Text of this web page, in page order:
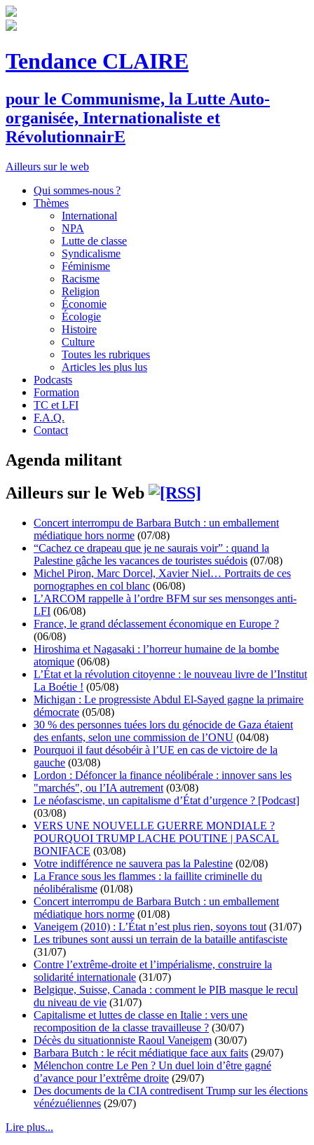
Tendance CLAIRE
pour le Communisme, la Lutte Auto-
organisée, Internationaliste et
RévolutionnairE
Ailleurs sur le web
Qui sommes-nous ?
Thèmes
International
NPA
Lutte de classe
Syndicalisme
Féminisme
Racisme
Religion
Économie
Écologie
Histoire
Culture
Toutes les rubriques
Articles les plus lus
Podcasts
Formation
TC et LFI
F.A.Q.
Contact
Agenda militant
Ailleurs sur le Web
Concert interrompu de Barbara Butch : un emballement
médiatique hors norme (07/08)
“Cachez ce drapeau que je ne saurais voir” : quand la
Palestine gâche les vacances de touristes suédois (07/08)
Michel Piron, Marc Dorcel, Xavier Niel… Portraits de ces
pornographes en col blanc (06/08)
L’ARCOM rappelle à l’ordre BFM sur ses mensonges anti-
LFI (06/08)
France, le grand déclassement économique en Europe ?
(06/08)
Hiroshima et Nagasaki : l’horreur humaine de la bombe
atomique (06/08)
L’État et la révolution citoyenne : le nouveau livre de l’Institut
La Boétie ! (05/08)
Michigan : Le progressiste Abdul El-Sayed gagne la primaire
démocrate (05/08)
30 % des personnes tuées lors du génocide de Gaza étaient
des enfants, selon une commission de l’ONU (04/08)
Pourquoi il faut désobéir à l’UE en cas de victoire de la
gauche (03/08)
Lordon : Défoncer la finance néolibérale : innover sans les
"marchés", ou l’IA autrement (03/08)
Le néofascisme, un capitalisme d’État d’urgence ? [Podcast]
(03/08)
VERS UNE NOUVELLE GUERRE MONDIALE ?
POURQUOI TRUMP LACHE POUTINE | PASCAL
BONIFACE (03/08)
Votre indifférence ne sauvera pas la Palestine (02/08)
La France sous les flammes : la faillite criminelle du
néolibéralisme (01/08)
Concert interrompu de Barbara Butch : un emballement
médiatique hors norme (01/08)
Vaneigem (2010) : L’État n’est plus rien, soyons tout (31/07)
Les tribunes sont aussi un terrain de la bataille antifasciste
(31/07)
Contre l’extrême-droite et l’impérialisme, construire la
solidarité internationale (31/07)
Belgique, Suisse, Canada : comment le PIB masque le recul
du niveau de vie (31/07)
Capitalisme et luttes de classe en Italie : vers une
recomposition de la classe travailleuse ? (30/07)
Décès du situationniste Raoul Vaneigem (30/07)
Barbara Butch : le récit médiatique face aux faits (29/07)
Mélenchon contre Le Pen ? Un duel loin d’être gagné
d’avance pour l’extrême droite (29/07)
Des documents de la CIA contredisent Trump sur les élections
vénézuéliennes (29/07)
Lire plus...